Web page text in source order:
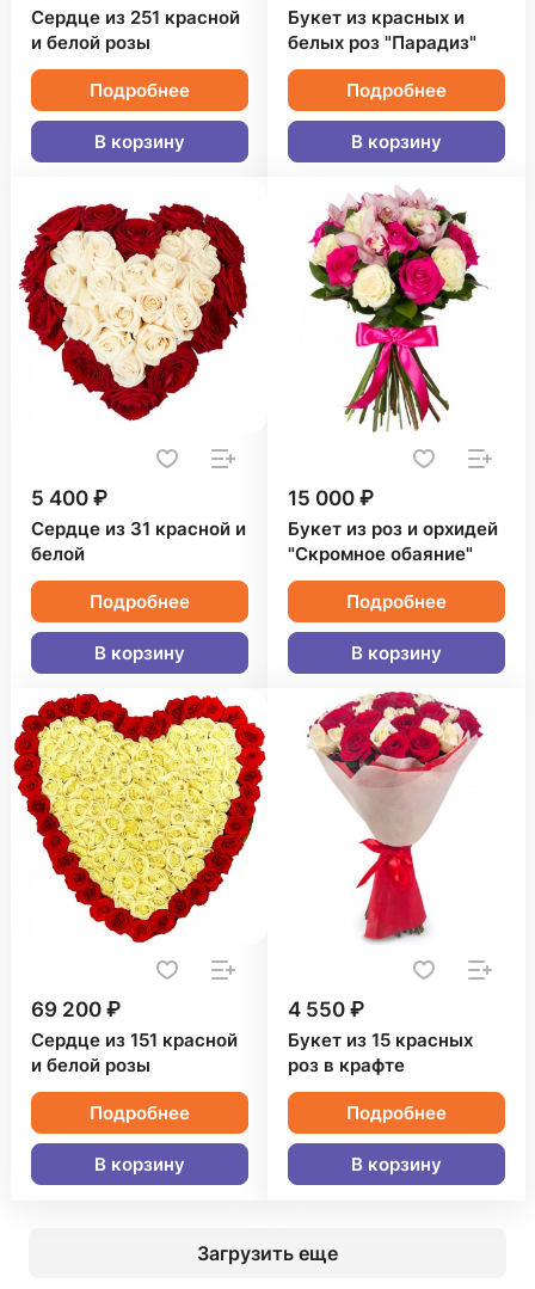
Сердце из 251 красной
и белой розы
Подробнее
В корзину
Букет из красных и
белых роз "Парадиз"
Подробнее
В корзину
5 400 ₽
Сердце из 31 красной и
белой
Подробнее
В корзину
15 000 ₽
Букет из роз и орхидей
"Скромное обаяние"
Подробнее
В корзину
69 200 ₽
Сердце из 151 красной
и белой розы
Подробнее
В корзину
4 550 ₽
Букет из 15 красных
роз в крафте
Подробнее
В корзину
Загрузить еще